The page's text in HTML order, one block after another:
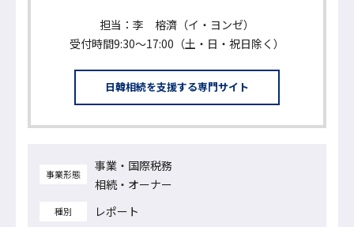
担当：李 榕濟（イ・ヨンゼ）
受付時間9:30〜17:00（土・日・祝日除く）
日韓相続を支援する専門サイト
事業形態
事業・国際税務
相続・オーナー
種別 レポート